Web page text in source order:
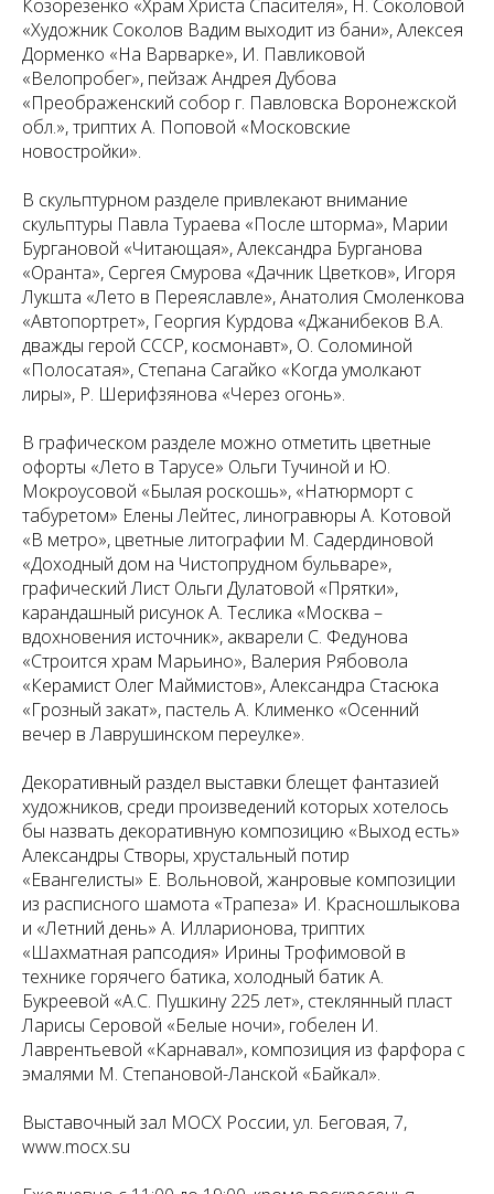
Козорезенко «Храм Христа Спасителя», Н. Соколовой
«Художник Соколов Вадим выходит из бани», Алексея
Дорменко «На Варварке», И. Павликовой
«Велопробег», пейзаж Андрея Дубова
«Преображенский собор г. Павловска Воронежской
обл.», триптих А. Поповой «Московские
новостройки».
В скульптурном разделе привлекают внимание
скульптуры Павла Тураева «После шторма», Марии
Бургановой «Читающая», Александра Бурганова
«Оранта», Сергея Смурова «Дачник Цветков», Игоря
Лукшта «Лето в Переяславле», Анатолия Смоленкова
«Автопортрет», Георгия Курдова «Джанибеков В.А.
дважды герой СССР, космонавт», О. Соломиной
«Полосатая», Степана Сагайко «Когда умолкают
лиры», Р. Шерифзянова «Через огонь».
В графическом разделе можно отметить цветные
офорты «Лето в Тарусе» Ольги Тучиной и Ю.
Мокроусовой «Былая роскошь», «Натюрморт с
табуретом» Елены Лейтес, линогравюры А. Котовой
«В метро», цветные литографии М. Садердиновой
«Доходный дом на Чистопрудном бульваре»,
графический Лист Ольги Дулатовой «Прятки»,
карандашный рисунок А. Теслика «Москва –
вдохновения источник», акварели С. Федунова
«Строится храм Марьино», Валерия Рябовола
«Керамист Олег Маймистов», Александра Стасюка
«Грозный закат», пастель А. Клименко «Осенний
вечер в Лаврушинском переулке».
Декоративный раздел выставки блещет фантазией
художников, среди произведений которых хотелось
бы назвать декоративную композицию «Выход есть»
Александры Створы, хрустальный потир
«Евангелисты» Е. Вольновой, жанровые композиции
из расписного шамота «Трапеза» И. Красношлыкова
и «Летний день» А. Илларионова, триптих
«Шахматная рапсодия» Ирины Трофимовой в
технике горячего батика, холодный батик А.
Букреевой «А.С. Пушкину 225 лет», стеклянный пласт
Ларисы Серовой «Белые ночи», гобелен И.
Лаврентьевой «Карнавал», композиция из фарфора с
эмалями М. Степановой-Ланской «Байкал».
Выставочный зал МОСХ России, ул. Беговая, 7,
www.mocx.su